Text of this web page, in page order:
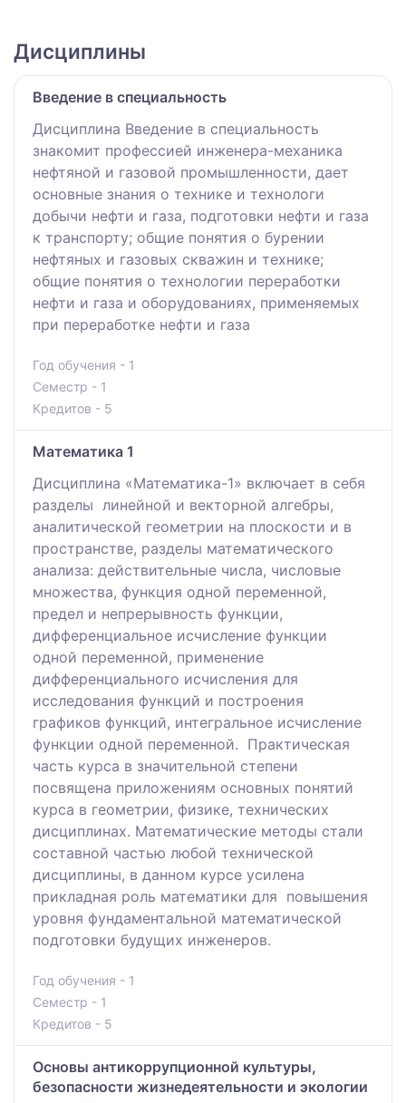
Дисциплины
Введение в специальность
Дисциплина Введение в специальность
знакомит профессией инженера-механика
нефтяной и газовой промышленности, дает
основные знания о технике и технологи
добычи нефти и газа, подготовки нефти и газа
к транспорту; общие понятия о бурении
нефтяных и газовых скважин и технике;
общие понятия о технологии переработки
нефти и газа и оборудованиях, применяемых
при переработке нефти и газа
Год обучения - 1
Семестр - 1
Кредитов - 5
Математика 1
Дисциплина «Математика-1» включает в себя
разделы линейной и векторной алгебры,
аналитической геометрии на плоскости и в
пространстве, разделы математического
анализа: действительные числа, числовые
множества, функция одной переменной,
предел и непрерывность функции,
дифференциальное исчисление функции
одной переменной, применение
дифференциального исчисления для
исследования функций и построения
графиков функций, интегральное исчисление
функции одной переменной. Практическая
часть курса в значительной степени
посвящена приложениям основных понятий
курса в геометрии, физике, технических
дисциплинах. Математические методы стали
составной частью любой технической
дисциплины, в данном курсе усилена
прикладная роль математики для повышения
уровня фундаментальной математической
подготовки будущих инженеров.
Год обучения - 1
Семестр - 1
Кредитов - 5
Основы антикоррупционной культуры,
безопасности жизнедеятельности и экологии